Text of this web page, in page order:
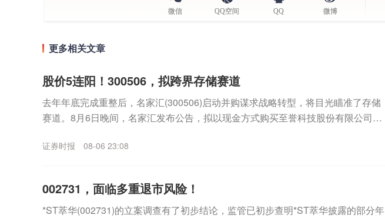
微信 QQ空间 QQ 微博
更多相关文章
股价5连阳！300506，拟跨界存储赛道
去年年底完成重整后，名家汇(300506)启动并购谋求战略转型，将目光瞄准了存储
赛道。8月6日晚间，名家汇发布公告，拟以现金方式购买至誉科技股份有限公司
证券时报 08-06 23:08
002731，面临多重退市风险！
*ST萃华(002731)的立案调查有了初步结论，监管已初步查明*ST萃华披露的部分年